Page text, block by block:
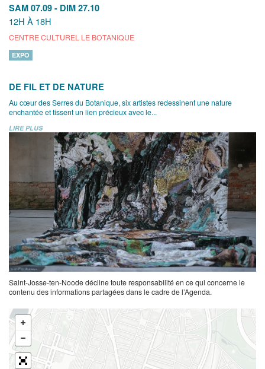
SAM 07.09 - DIM 27.10
12H À 18H
CENTRE CULTUREL LE BOTANIQUE
EXPO
DE FIL ET DE NATURE
Au cœur des Serres du Botanique, six artistes redessinent une nature
enchantée et tissent un lien précieux avec le...
LIRE PLUS
Saint-Josse-ten-Noode décline toute responsabilité en ce qui concerne le
contenu des informations partagées dans le cadre de l’Agenda.